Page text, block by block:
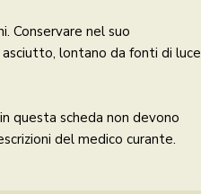
Conservare nel suo
lontano da fonti di luce
questa scheda non devono
del medico curante.